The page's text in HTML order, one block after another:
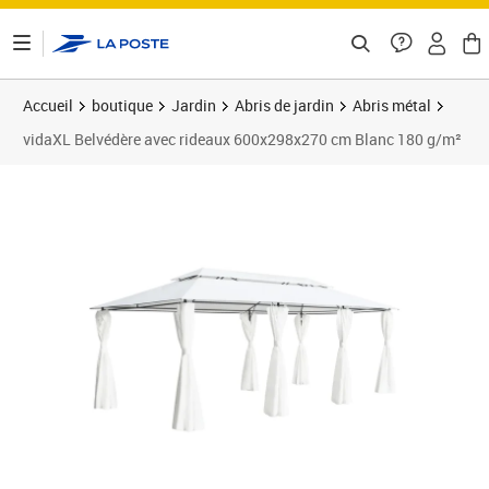
Accueil boutique Jardin Abris de jardin
Abris métal
vidaXL Belvédère avec rideaux 600x298x270 cm Blanc 180 g/m²